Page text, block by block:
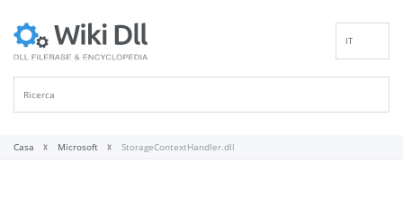
IT
Casa Microsoft StorageContextHandler.dll